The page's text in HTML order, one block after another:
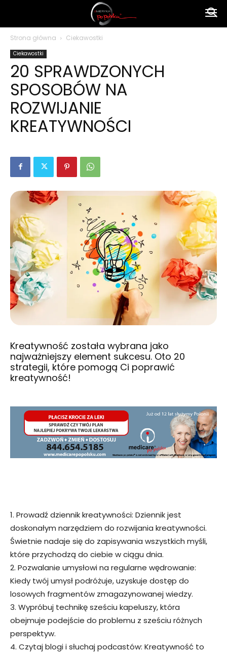
polsku
Strona główna Ciekawostki
Ciekawostki
20 SPRAWDZONYCH
SPOSOBÓW NA
ROZWIJANIE
KREATYWNOŚCI
Kreatywność została wybrana jako
najważniejszy element sukcesu. Oto 20
strategii, które pomogą Ci poprawić
kreatywność!
1. Prowadź dziennik kreatywności: Dziennik jest
doskonałym narzędziem do rozwijania kreatywności.
Świetnie nadaje się do zapisywania wszystkich myśli,
które przychodzą do ciebie w ciągu dnia.
2. Pozwalanie umysłowi na regularne wędrowanie:
Kiedy twój umysł podróżuje, uzyskuje dostęp do
losowych fragmentów zmagazynowanej wiedzy.
3. Wypróbuj technikę sześciu kapeluszy, która
obejmuje podejście do problemu z sześciu różnych
perspektyw.
4. Czytaj blogi i słuchaj podcastów: Kreatywność to